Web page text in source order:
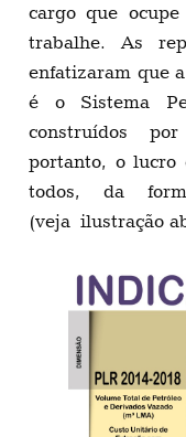
cargo que
trabalhe. As
enfatizaram que
é o Sistema
construídos
portanto, o lucro
todos, da
(veja ilustração